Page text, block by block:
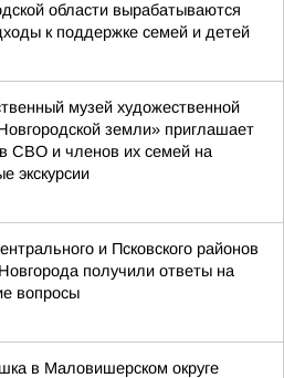
области вырабатываются
к поддержке семей и детей
музей художественной
земли» приглашает
СВО и членов их семей на
экскурсии
и Псковского районов
получили ответы на
вопросы
в Маловишерском округе